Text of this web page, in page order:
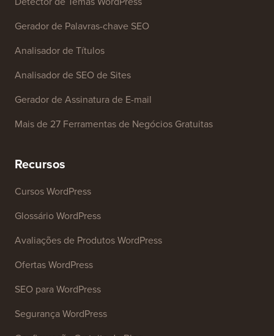
Gerador de Palavras-chave SEO
Analisador de Títulos
Analisador de SEO de Sites
Gerador de Assinatura de E-mail
Mais de 27 Ferramentas de Negócios Gratuitas
Recursos
Cursos WordPress
Glossário WordPress
Avaliações de Produtos WordPress
Ofertas WordPress
SEO para WordPress
Segurança WordPress